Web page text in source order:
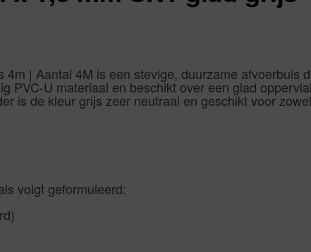
| Aantal 4M is een stevige, duurzame afvoerbuis
PVC-U materiaal en beschikt over een glad
is de kleur grijs zeer neutraal en geschikt voor
volgt geformuleerd: